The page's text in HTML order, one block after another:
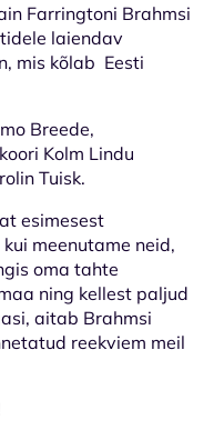
Farringtoni Brahmsi
laiendav
mis kõlab Eesti
Breede,
Kolm Lindu
Tuisk.
esimesest
meenutame neid,
oma tahte
ning kellest paljud
aitab Brahmsi
reekviem meil